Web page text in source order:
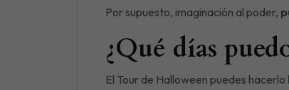
Por supuesto, imaginación al poder,
¿Qué días
El Tour de Halloween puedes hacerlo